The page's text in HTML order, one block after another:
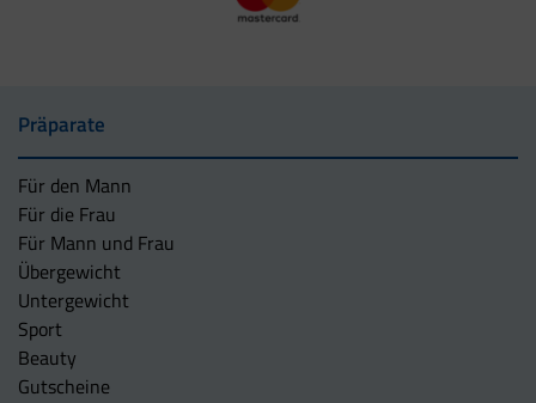
Präparate
Für den Mann
Für die Frau
Für Mann und Frau
Übergewicht
Untergewicht
Sport
Beauty
Gutscheine